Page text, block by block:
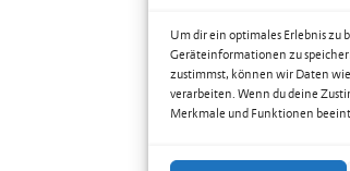
Um dir ein optimales Erlebnis zu
Geräteinformationen zu
zustimmst, können wir Daten
verarbeiten. Wenn du deine
Merkmale und Funktionen